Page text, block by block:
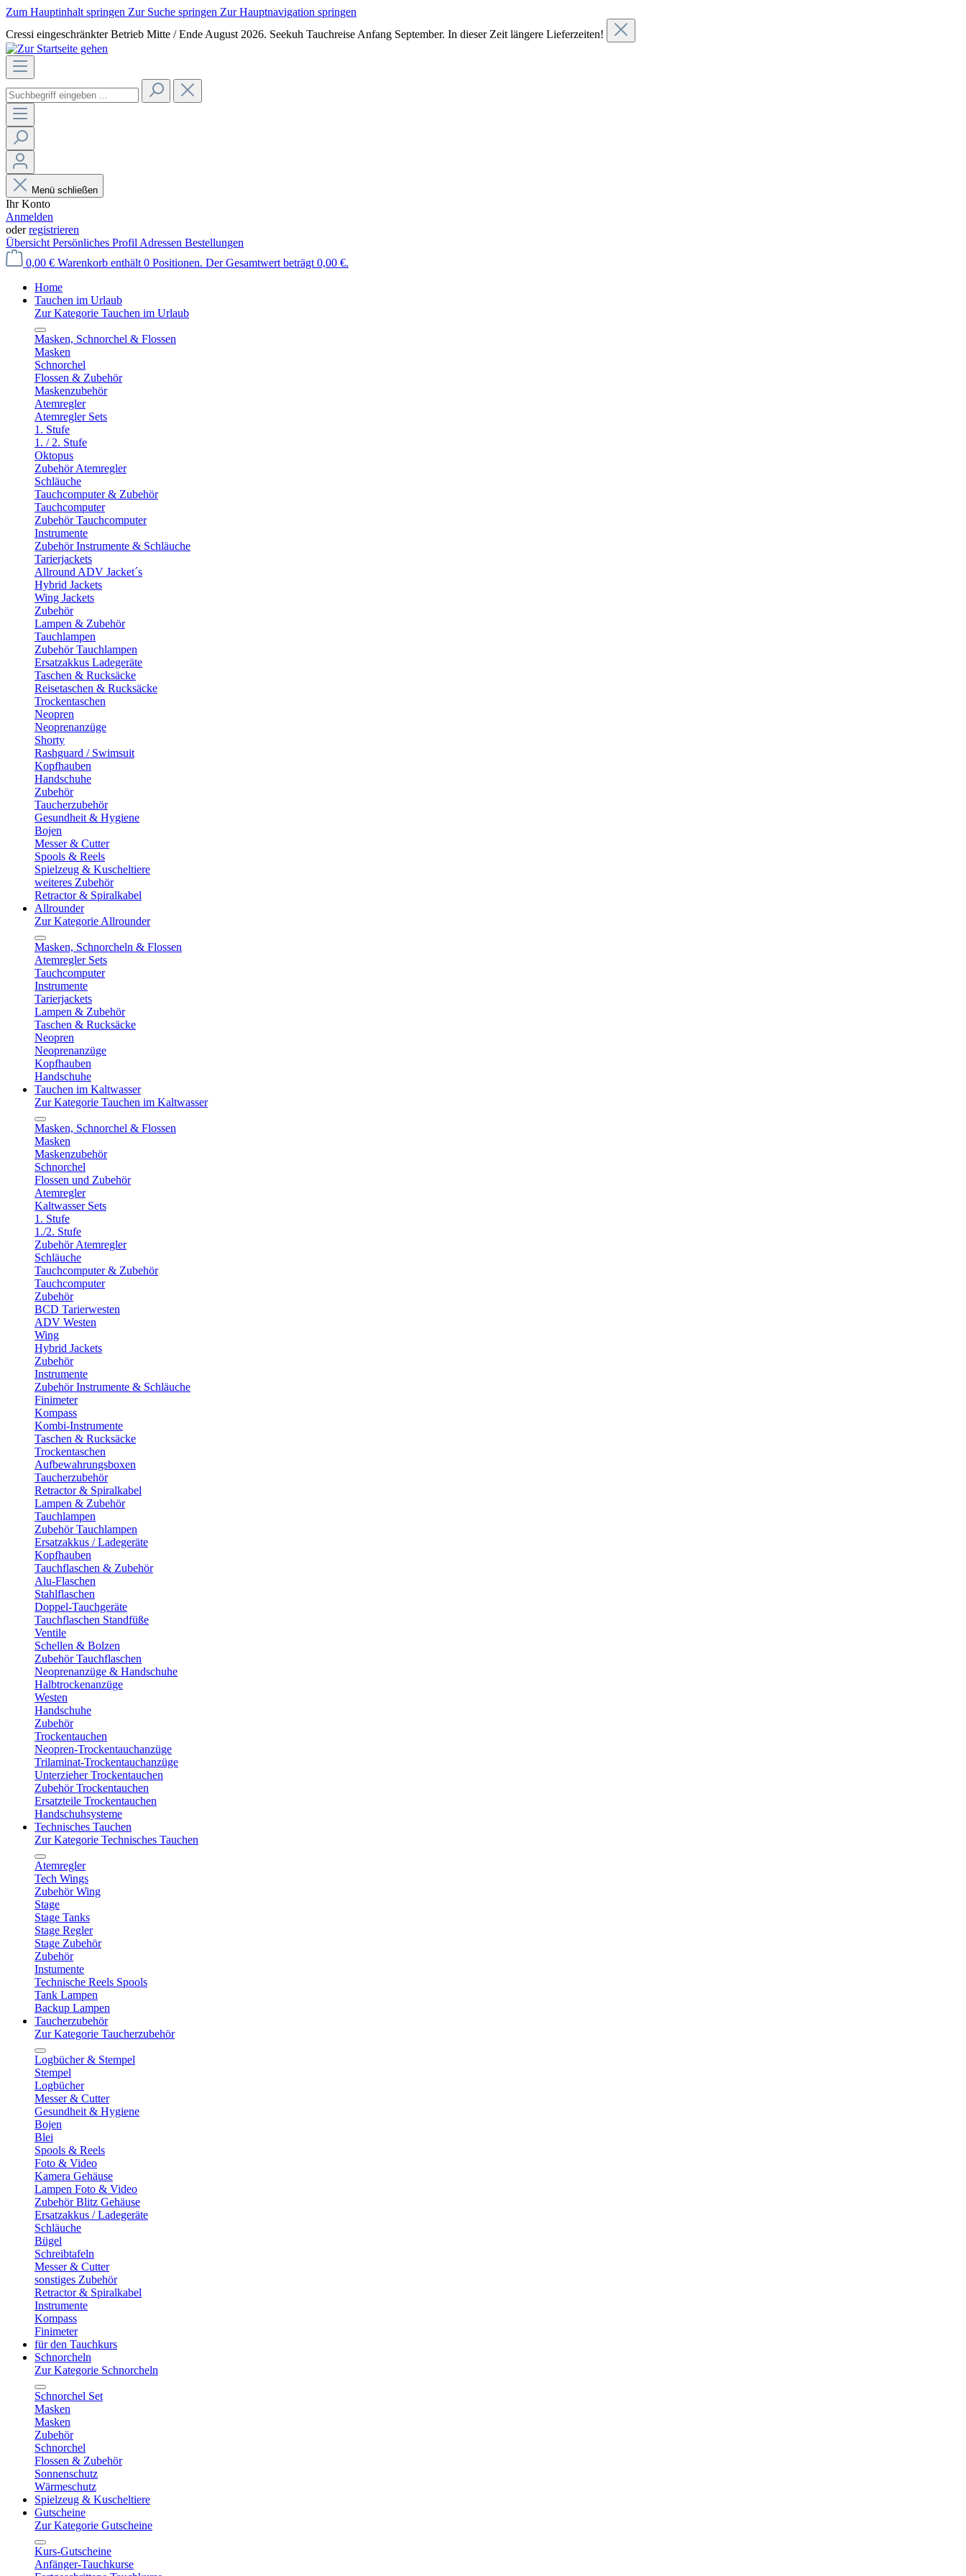
Zum Hauptinhalt springen Zur Suche springen Zur Hauptnavigation springen
Cressi eingeschränkter Betrieb Mitte / Ende August 2026. Seekuh Tauchreise Anfang September. In dieser Zeit längere Lieferzeiten!
Menü schließen
Ihr Konto
Anmelden
oderregistrieren
Übersicht Persönliches Profil Adressen Bestellungen
0,00 € Warenkorb enthält 0 Positionen. Der Gesamtwert beträgt 0,00 €.
Home
Tauchen im Urlaub
Zur Kategorie Tauchen im Urlaub
Masken, Schnorchel & Flossen
Masken
Schnorchel
Flossen & Zubehör
Maskenzubehör
Atemregler
Atemregler Sets
1. Stufe
1. / 2. Stufe
Oktopus
Zubehör Atemregler
Schläuche
Tauchcomputer & Zubehör
Tauchcomputer
Zubehör Tauchcomputer
Instrumente
Zubehör Instrumente & Schläuche
Tarierjackets
Allround ADV Jacket´s
Hybrid Jackets
Wing Jackets
Zubehör
Lampen & Zubehör
Tauchlampen
Zubehör Tauchlampen
Ersatzakkus Ladegeräte
Taschen & Rucksäcke
Reisetaschen & Rucksäcke
Trockentaschen
Neopren
Neoprenanzüge
Shorty
Rashguard / Swimsuit
Kopfhauben
Handschuhe
Zubehör
Taucherzubehör
Gesundheit & Hygiene
Bojen
Messer & Cutter
Spools & Reels
Spielzeug & Kuscheltiere
weiteres Zubehör
Retractor & Spiralkabel
Allrounder
Zur Kategorie Allrounder
Masken, Schnorcheln & Flossen
Atemregler Sets
Tauchcomputer
Instrumente
Tarierjackets
Lampen & Zubehör
Taschen & Rucksäcke
Neopren
Neoprenanzüge
Kopfhauben
Handschuhe
Tauchen im Kaltwasser
Zur Kategorie Tauchen im Kaltwasser
Masken, Schnorchel & Flossen
Masken
Maskenzubehör
Schnorchel
Flossen und Zubehör
Atemregler
Kaltwasser Sets
1. Stufe
1./2. Stufe
Zubehör Atemregler
Schläuche
Tauchcomputer & Zubehör
Tauchcomputer
Zubehör
BCD Tarierwesten
ADV Westen
Wing
Hybrid Jackets
Zubehör
Instrumente
Zubehör Instrumente & Schläuche
Finimeter
Kompass
Kombi-Instrumente
Taschen & Rucksäcke
Trockentaschen
Aufbewahrungsboxen
Taucherzubehör
Retractor & Spiralkabel
Lampen & Zubehör
Tauchlampen
Zubehör Tauchlampen
Ersatzakkus / Ladegeräte
Kopfhauben
Tauchflaschen & Zubehör
Alu-Flaschen
Stahlflaschen
Doppel-Tauchgeräte
Tauchflaschen Standfüße
Ventile
Schellen & Bolzen
Zubehör Tauchflaschen
Neoprenanzüge & Handschuhe
Halbtrockenanzüge
Westen
Handschuhe
Zubehör
Trockentauchen
Neopren-Trockentauchanzüge
Trilaminat-Trockentauchanzüge
Unterzieher Trockentauchen
Zubehör Trockentauchen
Ersatzteile Trockentauchen
Handschuhsysteme
Technisches Tauchen
Zur Kategorie Technisches Tauchen
Atemregler
Tech Wings
Zubehör Wing
Stage
Stage Tanks
Stage Regler
Stage Zubehör
Zubehör
Instumente
Technische Reels Spools
Tank Lampen
Backup Lampen
Taucherzubehör
Zur Kategorie Taucherzubehör
Logbücher & Stempel
Stempel
Logbücher
Messer & Cutter
Gesundheit & Hygiene
Bojen
Blei
Spools & Reels
Foto & Video
Kamera Gehäuse
Lampen Foto & Video
Zubehör Blitz Gehäuse
Ersatzakkus / Ladegeräte
Schläuche
Bügel
Schreibtafeln
Messer & Cutter
sonstiges Zubehör
Retractor & Spiralkabel
Instrumente
Kompass
Finimeter
für den Tauchkurs
Schnorcheln
Zur Kategorie Schnorcheln
Schnorchel Set
Masken
Masken
Zubehör
Schnorchel
Flossen & Zubehör
Sonnenschutz
Wärmeschutz
Spielzeug & Kuscheltiere
Gutscheine
Zur Kategorie Gutscheine
Kurs-Gutscheine
Anfänger-Tauchkurse